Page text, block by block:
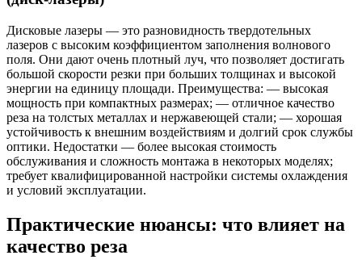
Дисковые лазеры — это разновидность твердотельных
лазеров с высоким коэффициентом заполнения волнового
поля. Они дают очень плотный луч, что позволяет достигать
большой скорости резки при больших толщинах и высокой
энергии на единицу площади. Преимущества: — высокая
мощность при компактных размерах; — отличное качество
реза на толстых металлах и нержавеющей стали; — хорошая
устойчивость к внешним воздействиям и долгий срок службы
оптики. Недостатки — более высокая стоимость
обслуживания и сложность монтажа в некоторых моделях;
требует квалифицированной настройки системы охлаждения
и условий эксплуатации.
Практические нюансы: что влияет на
качество реза